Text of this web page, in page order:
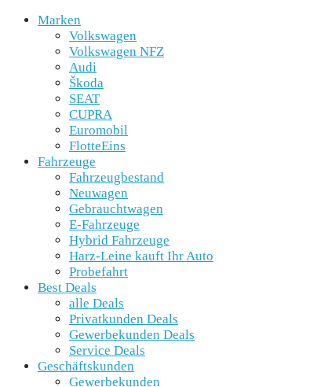
Marken
Volkswagen
Volkswagen NFZ
Audi
Škoda
SEAT
CUPRA
Euromobil
FlotteEins
Fahrzeuge
Fahrzeugbestand
Neuwagen
Gebrauchtwagen
E-Fahrzeuge
Hybrid Fahrzeuge
Harz-Leine kauft Ihr Auto
Probefahrt
Best Deals
alle Deals
Privatkunden Deals
Gewerbekunden Deals
Service Deals
Geschäftskunden
Gewerbekunden